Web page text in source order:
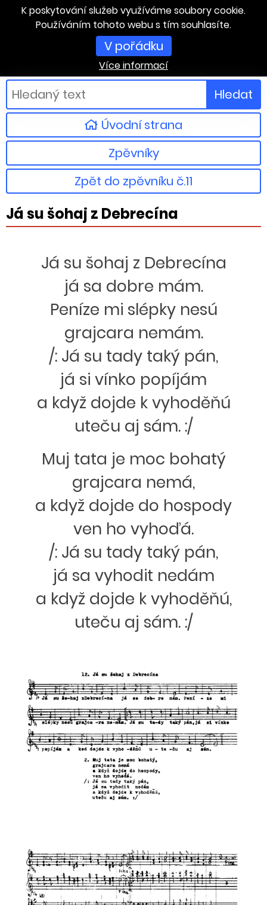
K poskytování služeb využíváme soubory cookie.
Používáním tohoto webu s tím souhlasíte.
V pořádku
Více informací
Hledat
Úvodní strana
Zpěvníky
Zpět do zpěvníku č.11
Já su šohaj z Debrecína
Já su šohaj z Debrecína
já sa dobre mám.
Peníze mi slépky nesú
grajcara nemám.
/: Já su tady taký pán,
já si vínko popíjám
a když dojde k vyhoděňú
uteču aj sám. :/
Muj tata je moc bohatý
grajcara nemá,
a když dojde do hospody
ven ho vyhoďá.
/: Já su tady taký pán,
já sa vyhodit nedám
a když dojde k vyhoděňú,
uteču aj sám. :/